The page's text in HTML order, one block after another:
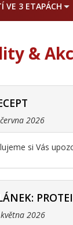
VE 3 ETAPÁCH
&
2026
si Vás
2026